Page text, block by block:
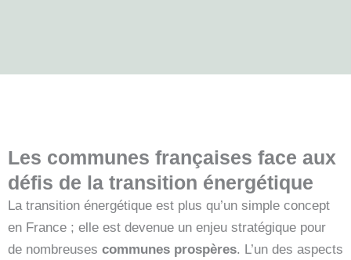
Les communes françaises face aux
défis de la transition énergétique
La transition énergétique est plus qu’un simple concept
en France ; elle est devenue un enjeu stratégique pour
de nombreuses communes prospères. L’un des aspects